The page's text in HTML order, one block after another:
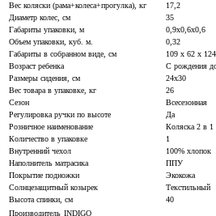
Вес коляски (рама+колеса+прогулка), кг
17,2
Диаметр колес, см
35
Габариты упаковки, м
0,9х0,6х0,6
Объем упаковки, куб. м.
0,32
Габариты в собранном виде, см
109 х 62 х 124
Возраст ребенка
С рождения
Размеры сидения, см
24x30
Вес товара в упаковке, кг
26
Сезон
Всесезонная
Регулировка ручки по высоте
Да
Розничное наименование
Коляска 2 в
Количество в упаковке
1
Внутренний чехол
100% хлопок
Наполнитель матрасика
ППУ
Покрытие подножки
Экокожа
Солнцезащитный козырек
Текстильный
Высота спинки, см
40
Производитель INDIGO